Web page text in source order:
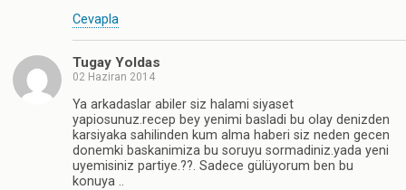
Cevapla
Tugay Yoldas
02 Haziran 2014
Ya arkadaslar abiler siz halami siyaset
yapiosunuz.recep bey yenimi basladi bu olay denizden
karsiyaka sahilinden kum alma haberi siz neden gecen
donemki baskanimiza bu soruyu sormadiniz.yada yeni
uyemisiniz partiye.??. Sadece gülüyorum ben bu
konuya ..